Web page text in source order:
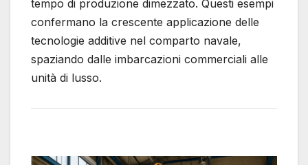
tempo di produzione dimezzato. Questi esempi
confermano la crescente applicazione delle
tecnologie additive nel comparto navale,
spaziando dalle imbarcazioni commerciali alle
unità di lusso.